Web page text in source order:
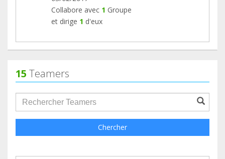
Collabore avec 1 Groupe
et dirige 1 d'eux
15 Teamers
groupProfile.searchForm.search.text???
Chercher